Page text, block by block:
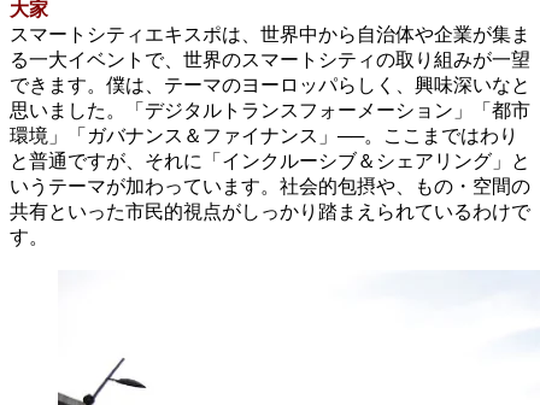
大家
スマートシティエキスポは、世界中から自治体や企業が集ま
る一大イベントで、世界のスマートシティの取り組みが一望
できます。僕は、テーマのヨーロッパらしく、興味深いなと
思いました。「デジタルトランスフォーメーション」「都市
環境」「ガバナンス＆ファイナンス」──。ここまではわり
と普通ですが、それに「インクルーシブ＆シェアリング」と
いうテーマが加わっています。社会的包摂や、もの・空間の
共有といった市民的視点がしっかり踏まえられているわけで
す。